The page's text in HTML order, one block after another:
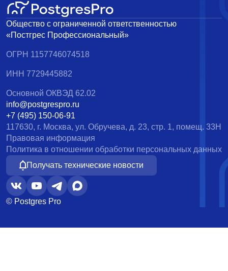
Общество с ограниченной ответственностью
«Постгрес Профессиональный»
ОГРН 1157746074518
ИНН 7729445882
Основной ОКВЭД 62.02
info@postgrespro.ru
+7 (495) 150-06-91
117630, г. Москва, ул. Обручева, д. 23, стр. 1, помещ. 33Н
Правовая информация
Политика в отношении обработки персональных данных
Получать технические новости
© Postgres Pro